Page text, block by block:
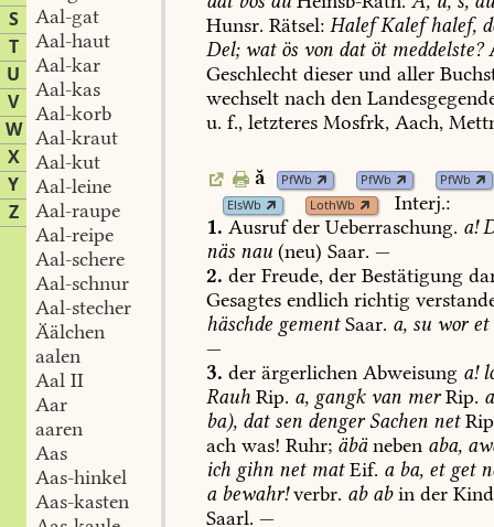
S
T
U
V
W
X
Y
Z
Aal-gat
Aal-haut
Aal-kar
Aal-kas
Aal-korb
Aal-kraut
Aal-kut
Aal-leine
Aal-raupe
Aal-reipe
Aal-schere
Aal-schnur
Aal-stecher
Äälchen
aalen
Aal II
Aar
aaren
Aas
Aas-hinkel
Aas-kasten
Hunsr. Rätsel: HalefKalefhalef,
Del;watös von datötmeddelste?
Geschlecht dieser und aller
wechselt nach den
u. f., letzteres Mosfrk, Aach,
ă PfWb PfWb
PfWb
ElsWb
LothWb
Interj.:
1. Ausrufder Ueberraschung. a!
näs nau (neu) Saar. —
2. der Freude, der Bestätigung
Gesagtes endlich richtig
häschde gementSaar. a, su woret
—
3. der ärgerlichen Abweisung a!
Rauh Rip. a, gangkvan merRip. a
ba), datsen dengerSachen net
ach was! Ruhr; äbäneben aba,
ich gihn netmatEif. aba, etget
abewahr!verbr. ababin der
Saarl. —